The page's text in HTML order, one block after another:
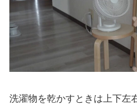
洗濯物を乾かすときは上下左